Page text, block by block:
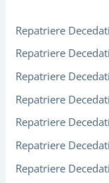
Repatriere
Repatriere
Repatriere
Repatriere
Repatriere
Repatriere
Repatriere